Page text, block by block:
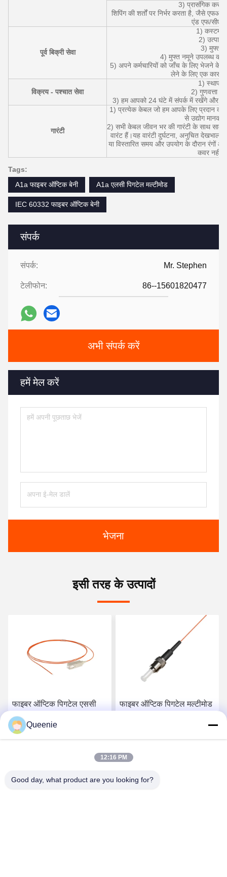
संपर्क
संपर्क: Mr. Stephen
टेलीफोन: 86--15601820477
अभी संपर्क करें
हमें मेल करें
भेजना
3) प्रासंगिक कर
शिपिंग की शर्तों पर निर्भर करता है, जैसे
एंड एफ/
पूर्व बिक्री सेवा
1) कस्टम
2) उत्पाद
3) मुफ्त
4) मुफ्त नमूने उपलब्ध
5) अपने कर्मचारियों को जाँच के लिए भेजने के
लेने के लिए एक कार
विक्रय - पश्चात सेवा
1) स्थापना
2) गुणवत्ता
3) हम आपको 24 घंटे में संपर्क में रखेंगे और आगे
गारंटी
1) प्रत्येक केबल जो हम आपके लिए प्रदान करते
से उद्योग
2) सभी केबल जीवन भर की गारंटी के साथ
वारंट हैं।यह वारंटी दुर्घटना, अनुचित देखभाल,
या विस्तारित समय और उपयोग के दौरान रंगों
कवर नहीं
Tags:
A1a फाइबर ऑप्टिक बेनी
A1a एलसी पिगटेल मल्टीमोड
IEC 60332 फाइबर ऑप्टिक बेनी
इसी तरह के उत्पादों
फाइबर ऑप्टिक पिगटेल एससी
फाइबर पिगटेल मल्टीमोड ओएम 1
पीवीसी
सर्वोत्तम मूल्य प्राप्त करें
फाइबर ऑप्टिक पिगटेल मल्टीमोड
Queenie
12:16 PM
Good day, what product are you looking for?